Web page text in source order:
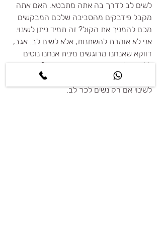
לשים לב לדרך בה אתה מתבטא. האם אתה
מקבל פידבקים מהסביבה שלכם המבקשים
מכם להמניך את הקול? זה תמיד ניתן לשינוי.
אני לא אומרת להשתנות, אלא לשים לב. אגב,
דווקא שאנחנו מרוגשים מינית אנחנו נוטים
ללחוש ולדבר בטונים נעימים ורכים?  בטוחה
שנתקלתם בזה כבר פעם... ומכאן שזה ניתן
לשינוי אם רק נשים לכך לב.